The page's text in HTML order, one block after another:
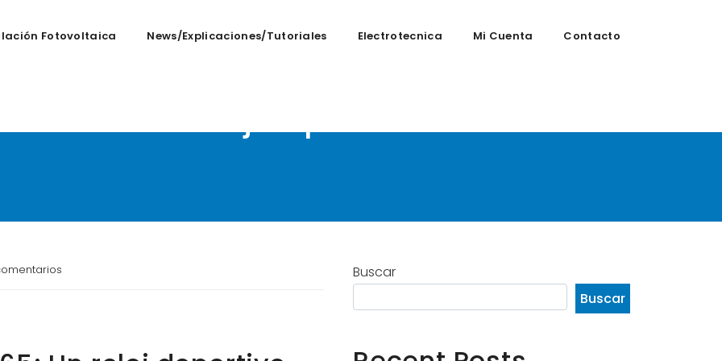
Fotovoltaica News/Explicaciones/tutoriales Electrotecnica Mi Cuenta Contacto
Buscar
Buscar